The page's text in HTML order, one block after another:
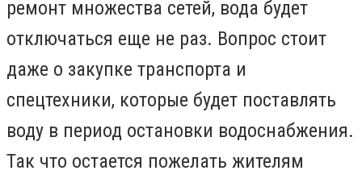
ремонт множества сетей, вода будет
отключаться еще не раз. Вопрос стоит
даже о закупке транспорта и
спецтехники, которые будет поставлять
воду в период остановки водоснабжения.
Так что остается пожелать жителям